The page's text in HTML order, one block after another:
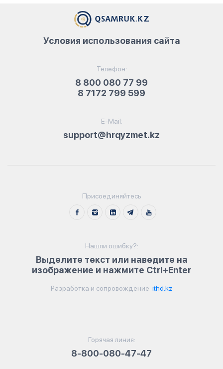
Телефон:
8 800 080 77 99
8 7172 799 599
E-Mail:
support@hrqyzmet.kz
Условия использования сайта
Присоединяйтесь
Нашли ошибку?:
Выделите текст или наведите на
изображение и нажмите Ctrl+Enter
Разработка и сопровождение ithd.kz
Горячая линия:
8-800-080-47-47